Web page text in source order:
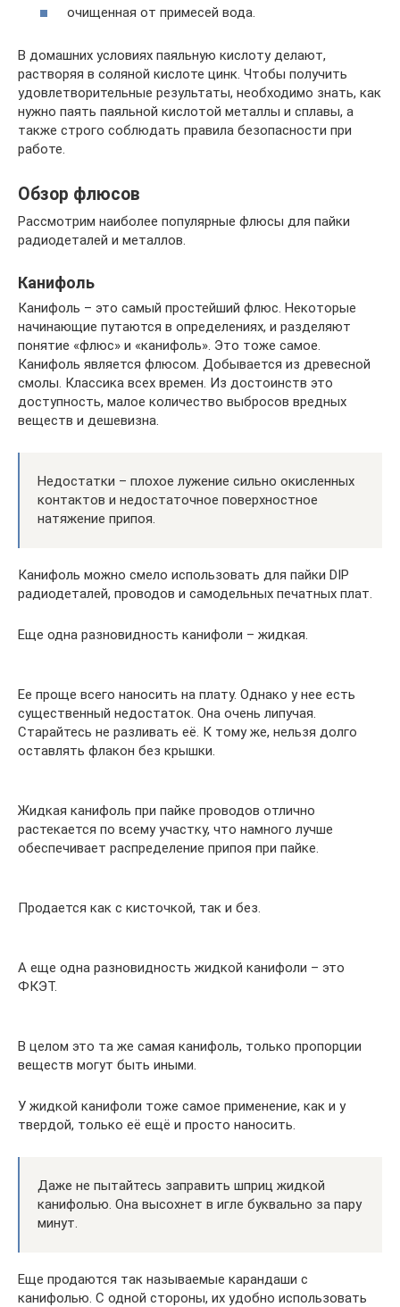
очищенная от примесей вода.
В домашних условиях паяльную кислоту делают,
растворяя в соляной кислоте цинк. Чтобы получить
удовлетворительные результаты, необходимо знать, как
нужно паять паяльной кислотой металлы и сплавы, а
также строго соблюдать правила безопасности при
работе.
Обзор флюсов
Рассмотрим наиболее популярные флюсы для пайки
радиодеталей и металлов.
Канифоль
Канифоль – это самый простейший флюс. Некоторые
начинающие путаются в определениях, и разделяют
понятие «флюс» и «канифоль». Это тоже самое.
Канифоль является флюсом. Добывается из древесной
смолы. Классика всех времен. Из достоинств это
доступность, малое количество выбросов вредных
веществ и дешевизна.
Недостатки – плохое лужение сильно окисленных
контактов и недостаточное поверхностное
натяжение припоя.
Канифоль можно смело использовать для пайки DIP
радиодеталей, проводов и самодельных печатных плат.
Еще одна разновидность канифоли – жидкая.
Ее проще всего наносить на плату. Однако у нее есть
существенный недостаток. Она очень липучая.
Старайтесь не разливать её. К тому же, нельзя долго
оставлять флакон без крышки.
Жидкая канифоль при пайке проводов отлично
растекается по всему участку, что намного лучше
обеспечивает распределение припоя при пайке.
Продается как с кисточкой, так и без.
А еще одна разновидность жидкой канифоли – это
ФКЭТ.
В целом это та же самая канифоль, только пропорции
веществ могут быть иными.
У жидкой канифоли тоже самое применение, как и у
твердой, только её ещё и просто наносить.
Даже не пытайтесь заправить шприц жидкой
канифолью. Она высохнет в игле буквально за пару
минут.
Еще продаются так называемые карандаши с
канифолью. С одной стороны, их удобно использовать